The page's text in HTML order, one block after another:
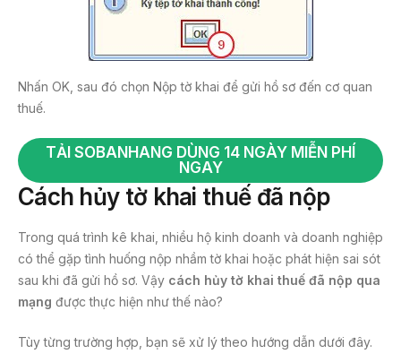
Nhấn OK, sau đó chọn Nộp tờ khai để gửi hồ sơ đến cơ quan
thuế.
TẢI SOBANHANG DÙNG 14 NGÀY MIỄN PHÍ
NGAY
Cách hủy tờ khai thuế đã nộp
Trong quá trình kê khai, nhiều hộ kinh doanh và doanh nghiệp
có thể gặp tình huống nộp nhầm tờ khai hoặc phát hiện sai sót
sau khi đã gửi hồ sơ. Vậy cách hủy tờ khai thuế đã nộp qua
mạng được thực hiện như thế nào?
Tùy từng trường hợp, bạn sẽ xử lý theo hướng dẫn dưới đây.